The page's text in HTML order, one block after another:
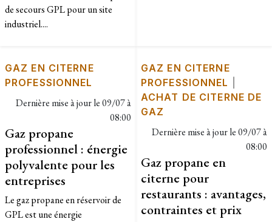
de secours GPL pour un site
industriel....
GAZ EN CITERNE
PROFESSIONNEL
Dernière mise à jour le09/07 à
08:00
Gaz propane
professionnel : énergie
polyvalente pour les
entreprises
Le gaz propane en réservoir de
GPL est une énergie
GAZ EN CITERNE
PROFESSIONNEL
ACHAT DE CITERNE DE
GAZ
Dernière mise à jour le09/07 à
08:00
Gaz propane en
citerne pour
restaurants : avantages,
contraintes et prix